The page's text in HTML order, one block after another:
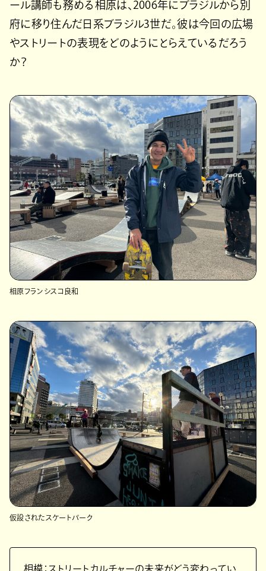
ール講師も務める相原は、2006年にブラジルから別
府に移り住んだ日系ブラジル3世だ。彼は今回の広場
やストリートの表現をどのようにとらえているだろう
か？
相原フランシスコ良和
仮設されたスケートパーク
相模：ストリートカルチャーの未来がどう変わってい